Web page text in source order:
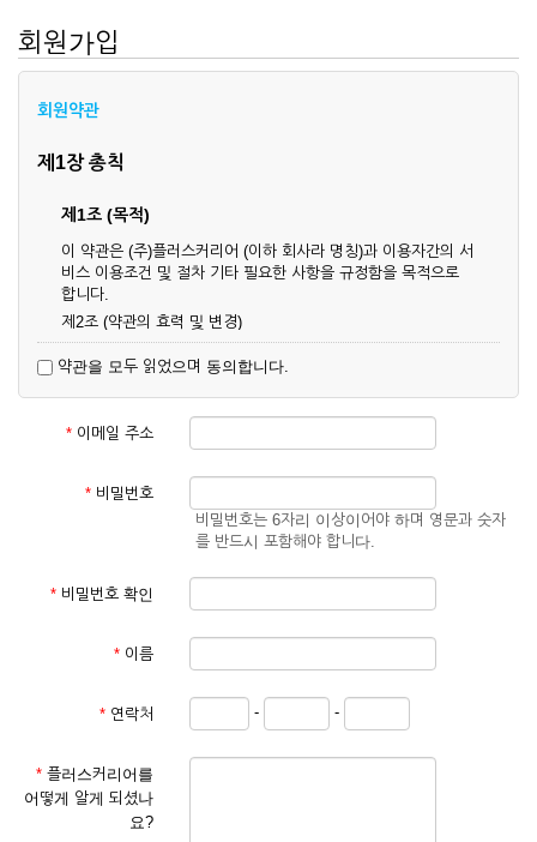
회원가입
회원약관
제1장 총칙
제1조 (목적)
이 약관은 (주)플러스커리어 (이하 회사라 명칭)과 이용자간의 서
비스 이용조건 및 절차 기타 필요한 사항을 규정함을 목적으로
합니다.
제2조 (약관의 효력 및 변경)
업상 중요 하거나 합리적인 사유가 발생할 경우 온라인 공사를
통하여 변경할 수 있습니다.
② 회원은 변경된 약관에 동의하지 않을 경우 서비스 이용을 중
단하고 이용계약을 해지할 수 있습니다. 약관의 효력 발생일 이
것으로 간주됩니다.
제3조 (약관의 외 준칙)
관계법령의 규정에 따릅니다.
① 서비스 이용계약은 서비스 이용 희망자가 본 약관에 동의한
를 심사, 승낙함으로써 성립하며, 회사는 신청자의 실명 확인 절
차를 밟을 수 있습니다.
② 회원가입시 입력한 ID는 변경할 수 없으며, 회원 1인당 한 개
의 ID가 발급됩니다. 부득이한 경우로 인해 변경하고자 하는 경
약관을 모두 읽었으며 동의합니다.
* 이메일 주소
* 비밀번호
비밀번호는 6자리 이상이어야 하며 영문과 숫자
를 반드시 포함해야 합니다.
* 비밀번호 확인
* 이름
* 연락처 - -
* 플러스커리어를
어떻게 알게 되셨나
요?